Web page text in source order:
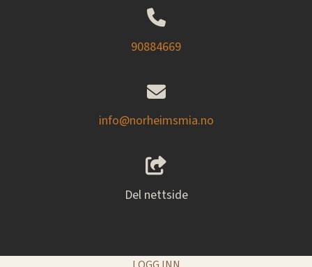
90884669
info@norheimsmia.no
Del nettside